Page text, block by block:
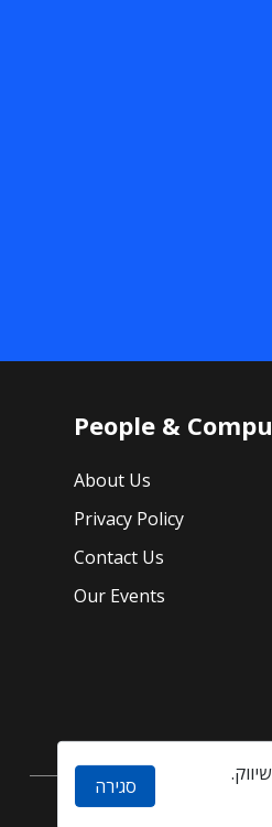
People &
About Us
Privacy Policy
Contact Us
Our Events
Created by
סגירה